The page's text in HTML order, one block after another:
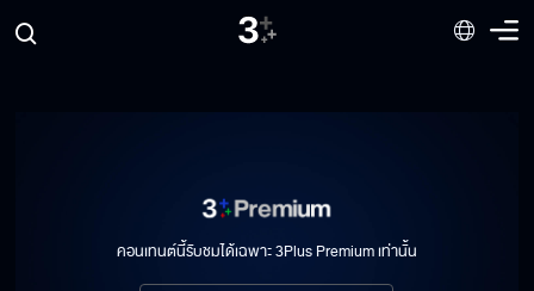
คอนเทนต์นี้รับชมได้เฉพาะ 3Plus Premium เท่านั้น
ทรายสีเพลิง EP.3
ทรายสีเพลิง EP.5